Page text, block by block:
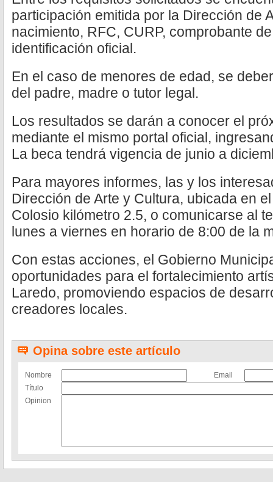
participación emitida por la Dirección de
nacimiento, RFC, CURP, comprobante
identificación oficial.
En el caso de menores de edad, se
del padre, madre o tutor legal.
Los resultados se darán a conocer el
mediante el mismo portal oficial,
La beca tendrá vigencia de junio a
Para mayores informes, las y los
Dirección de Arte y Cultura, ubicada en
Colosio kilómetro 2.5, o comunicarse al
lunes a viernes en horario de 8:00 de la
Con estas acciones, el Gobierno
oportunidades para el fortalecimiento
Laredo, promoviendo espacios de
creadores locales.
Opina sobre este artículo
Nombre
Email
Título
Opinion